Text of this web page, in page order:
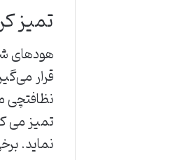
تمیز
هودهای
قرار
نظافتچی
تمیز می
نماید.